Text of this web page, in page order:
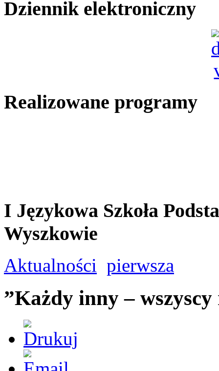
Dziennik elektroniczny
Realizowane programy
I Językowa Szkoła
Wyszkowie
Aktualności pierwsza
”Każdy inny –